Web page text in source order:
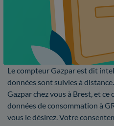
Le compteur Gazpar est dit
données sont suivies à
Gazpar chez vous à Brest, et
données de consommation à
vous le désirez. Votre